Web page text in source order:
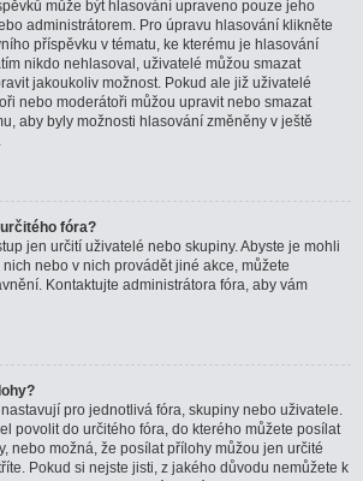
může být hlasování upraveno pouze jeho
administrátorem. Pro úpravu hlasování klikněte
příspěvku v tématu, ke kterému je hlasování
nikdo nehlasoval, uživatelé můžou smazat
jakoukoliv možnost. Pokud ale již uživatelé
nebo moderátoři můžou upravit nebo smazat
aby byly možnosti hlasování změněny v ještě
fóra?
jen určití uživatelé nebo skupiny. Abyste je mohli
nebo v nich provádět jiné akce, můžete
Kontaktujte administrátora fóra, aby vám
pro jednotlivá fóra, skupiny nebo uživatele.
povolit do určitého fóra, do kterého můžete posílat
nebo možná, že posílat přílohy můžou jen určité
Pokud si nejste jisti, z jakého důvodu nemůžete k